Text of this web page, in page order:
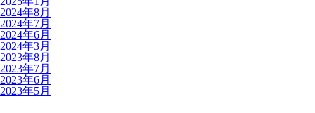
2024年8月
2024年7月
2024年6月
2024年3月
2023年8月
2023年7月
2023年6月
2023年5月